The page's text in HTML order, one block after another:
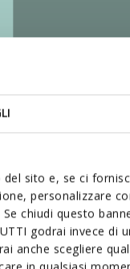
sito e, se ci
personalizzare
chiudi questo
godrai invece di
anche scegliere
La suola
comfort a
con una
ottimali.
distribuita